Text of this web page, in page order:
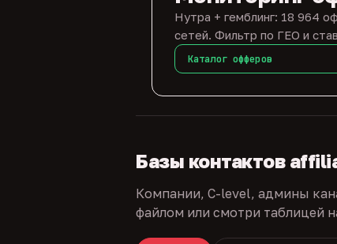
Нутра + гемблинг: 18 964
сетей. Фильтр по ГЕО и
Каталог офферов
Базы контактов
Компании, C-level, админы
файлом или смотри таблицей